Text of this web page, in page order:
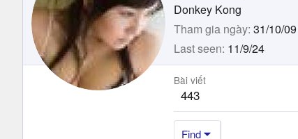
Donkey Kong
Tham gia ngày 31/10/09
Last seen 11/9/24
Bài viết
443
Find